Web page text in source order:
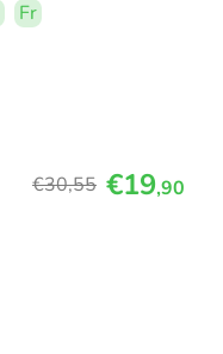
Fr
€30,55 €19,90